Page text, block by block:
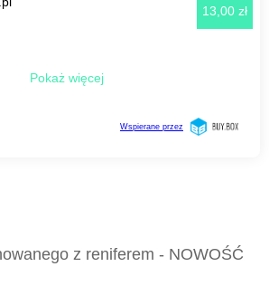
z reniferem - NOWOŚĆ